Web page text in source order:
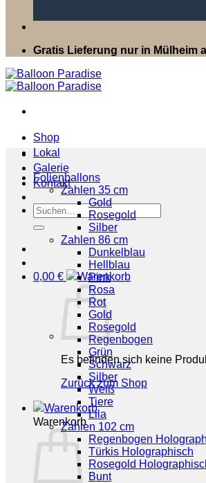
Gratis Lieferung nur in Mülheim
Shop
Lokal
Galerie
Kontakt
Suchen
nach:
0,00 €
Es befinden sich keine
Zurück zum Shop
Warenkorb
Folienballons
Zahlen 35 cm
Gold
Rosegold
Silber
Zahlen 86 cm
Dunkelblau
Hellblau
Pink
Rosa
Rot
Gold
Rosegold
Regenbogen
Grün
Schwarz
Silber
Weiß
Tiere
Lila
Zahlen 102 cm
Regenbogen
Türkis Holographisch
Rosegold
Bunt